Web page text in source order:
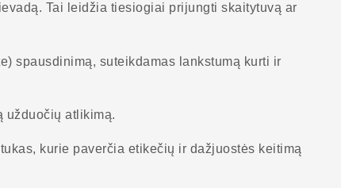
Tai leidžia tiesiogiai prijungti skaitytuvą ar
spausdinimą, suteikdamas lankstumą kurti ir
užduočių atlikimą.
kurie paverčia etikečių ir dažjuostės keitimą